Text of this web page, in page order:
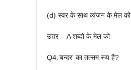
(d) स्वर के साथ व्यंजन के मेल को
उत्तर – A शब्दो के मेल को
Q4.’बन्दर’ का तत्सम रूप है?